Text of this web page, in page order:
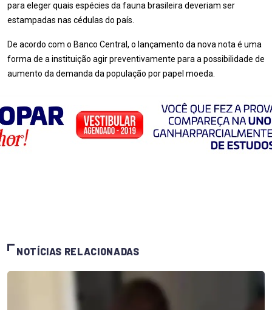
para eleger quais espécies da fauna brasileira deveriam ser
estampadas nas cédulas do país.
De acordo com o Banco Central, o lançamento da nova nota é uma
forma de a instituição agir preventivamente para a possibilidade de
aumento da demanda da população por papel moeda.
NOTÍCIAS RELACIONADAS